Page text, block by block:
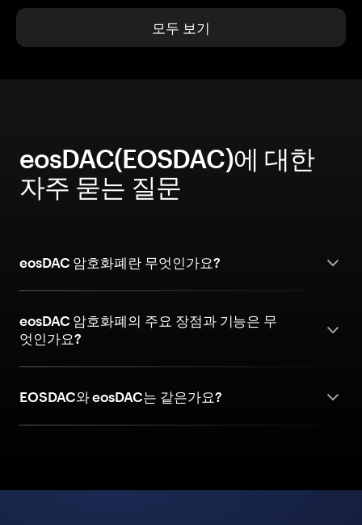
모두 보기
eosDAC(EOSDAC)에 대한
자주 묻는 질문
eosDAC 암호화폐란 무엇인가요?
eosDAC 암호화폐의 주요 장점과 기능은 무
엇인가요?
EOSDAC와 eosDAC는 같은가요?